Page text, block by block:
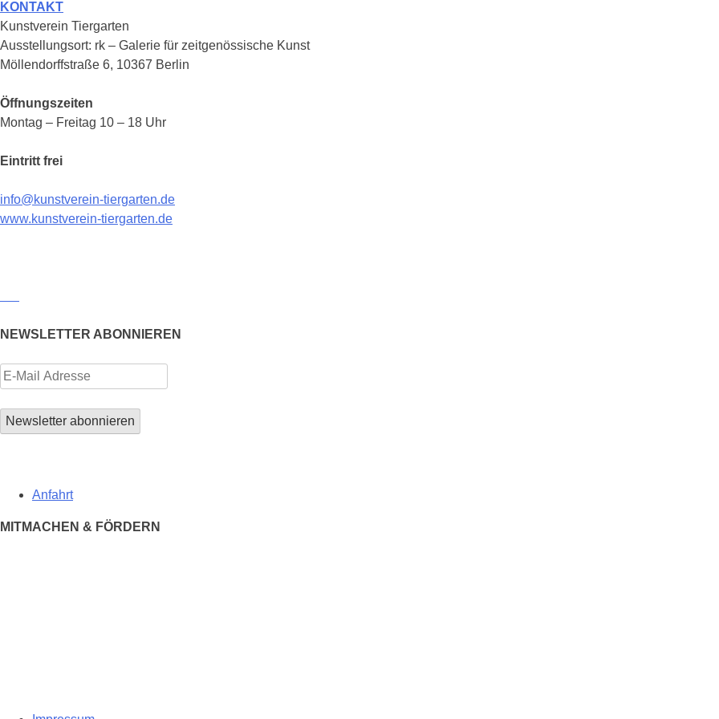
KONTAKT
Kunstverein Tiergarten
Ausstellungsort: rk – Galerie für zeitgenössische Kunst
Möllendorffstraße 6, 10367 Berlin
Öffnungszeiten
Montag – Freitag 10 – 18 Uhr
Eintritt frei
info@kunstverein-tiergarten.de
www.kunstverein-tiergarten.de
NEWSLETTER ABONNIEREN
Anfahrt
MITMACHEN & FÖRDERN